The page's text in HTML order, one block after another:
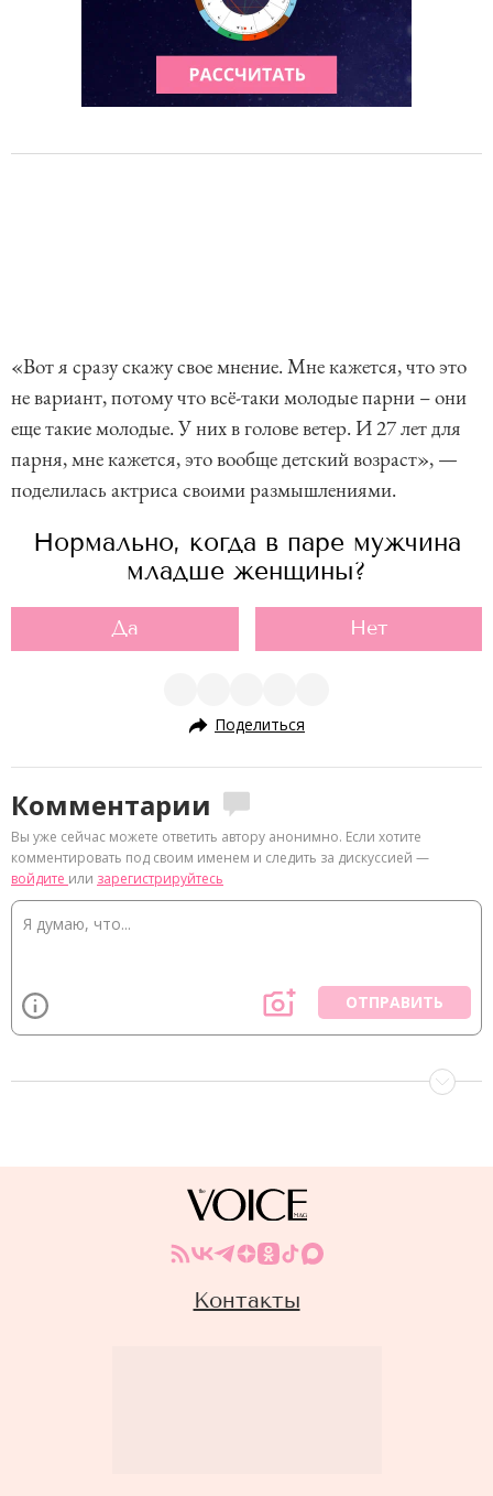
«Вот я сразу скажу свое мнение. Мне кажется, что это
не вариант, потому что всё-таки молодые парни – они
еще такие молодые. У них в голове ветер. И 27 лет для
парня, мне кажется, это вообще детский возраст», —
поделилась актриса своими размышлениями.
Нормально, когда в паре мужчина
младше женщины?
Да Нет
Поделиться
Комментарии
Вы уже сейчас можете ответить автору анонимно. Если хотите
комментировать под своим именем и следить за дискуссией —
войдите или зарегистрируйтесь
ОТПРАВИТЬ
Контакты